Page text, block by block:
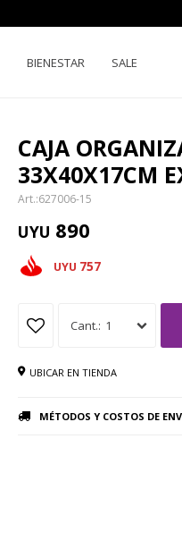
BIENESTAR SALE
CAJA
33X40X17CM
627006-15
UYU 890
UYU 757
1
UBICAR EN TIENDA
MÉTODOS Y COSTOS DE